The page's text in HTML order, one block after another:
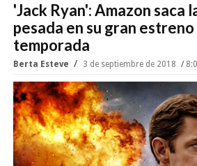
'Jack Ryan': Amazon saca
pesada en su gran estreno
temporada
Berta Esteve 3 de septiembre de 2018